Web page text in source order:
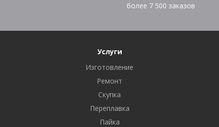
более 7 500 заказов
Услуги
Изготовление
Ремонт
Скупка
Переплавка
Пайка